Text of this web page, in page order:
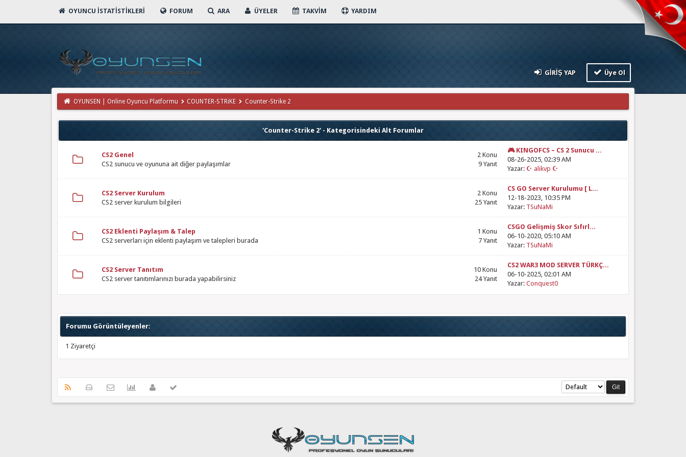
OYUNCU İSTATISTIKLERI FORUM ARA ÜYELER TAKVIM YARDIM
GIRIŞ YAP Üye Ol
OYUNSEN | Online Oyuncu Platformu COUNTER-STRiKE Counter-Strike 2
'Counter-Strike 2' - Kategorisindeki Alt Forumlar
CS2 Genel
CS2 sunucu ve oyununa ait diğer paylaşımlar
2 Konu
9 Yanıt
🎮 KINGOFCS – CS 2 Sunucu ...
08-26-2025, 02:39 AM
Yazar: ☪ alikvp ☪
CS2 Server Kurulum
CS2 server kurulum bilgileri
2 Konu
25 Yanıt
CS GO Server Kurulumu [ L...
12-18-2023, 10:35 PM
Yazar: TSuNaMi
CS2 Eklenti Paylaşım & Talep
CS2 serverları için eklenti paylaşım ve talepleri burada
1 Konu
7 Yanıt
CSGO Gelişmiş Skor Sıfırl...
06-10-2020, 05:10 AM
Yazar: TSuNaMi
CS2 Server Tanıtım
CS2 server tanıtımlarınızı burada yapabilirsiniz
10 Konu
24 Yanıt
CS2 WAR3 MOD SERVER TÜRKÇ...
06-10-2025, 02:01 AM
Yazar: Conquest0
Forumu Görüntüleyenler:
1 Ziyaretçi